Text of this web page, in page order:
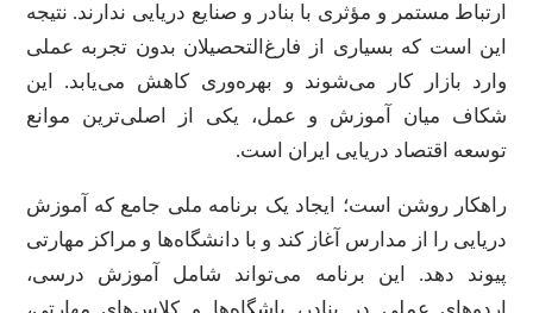
ارتباط مستمر و مؤثری با بنادر و صنایع دریایی ندارند. نتیجه
این است که بسیاری از فارغ‌التحصیلان بدون تجربه عملی
وارد بازار کار می‌شوند و بهره‌وری کاهش می‌یابد. این
شکاف میان آموزش و عمل، یکی از اصلی‌ترین موانع
توسعه اقتصاد دریایی ایران است.
راهکار روشن است؛ ایجاد یک برنامه ملی جامع که آموزش
دریایی را از مدارس آغاز کند و با دانشگاه‌ها و مراکز مهارتی
پیوند دهد. این برنامه می‌تواند شامل آموزش درسی،